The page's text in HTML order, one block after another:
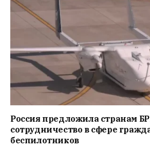
Россия предложила странам
сотрудничество в сфере
беспилотников